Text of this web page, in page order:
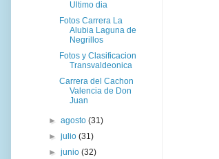
Ultimo dia
Fotos Carrera La
Alubia Laguna de
Negrillos
Fotos y Clasificacion
Transvaldeonica
Carrera del Cachon
Valencia de Don
Juan
►agosto(31)
►julio(31)
►junio(32)